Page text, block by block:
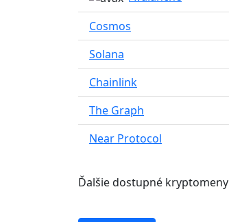
Cosmos
Solana
Chainlink
The Graph
Near Protocol
Ďalšie dostupné kryptomeny